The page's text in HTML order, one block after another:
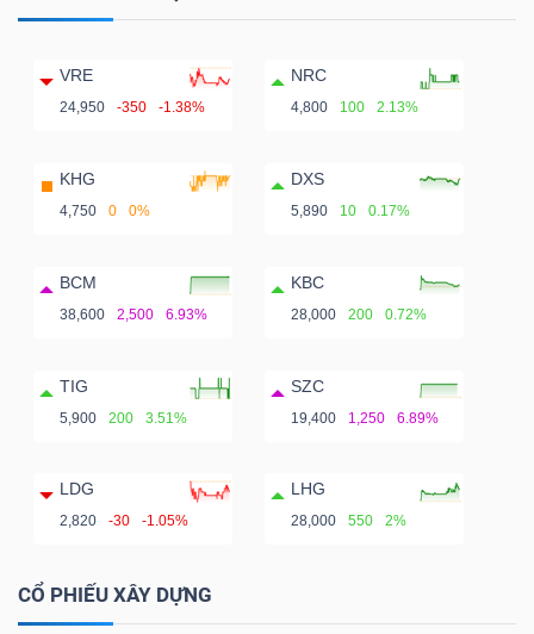
VRE
24,950 -350 -1.38%
NRC
4,800 100 2.13%
KHG
4,750 0 0%
DXS
5,890 10 0.17%
BCM
38,600 2,500 6.93%
KBC
28,000 200 0.72%
TIG
5,900 200 3.51%
SZC
19,400 1,250 6.89%
LDG
2,820 -30 -1.05%
LHG
28,000 550 2%
CỔ PHIẾU XÂY DỰNG